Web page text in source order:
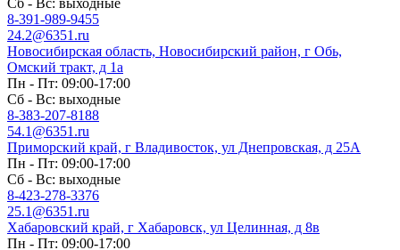
Сб - Вс: выходные
8-391-989-9455
24.2@6351.ru
Новосибирская область, Новосибирский район, г Обь,
Омский тракт, д 1а
Пн - Пт: 09:00-17:00
Сб - Вс: выходные
8-383-207-8188
54.1@6351.ru
Приморский край, г Владивосток, ул Днепровская, д 25А
Пн - Пт: 09:00-17:00
Сб - Вс: выходные
8-423-278-3376
25.1@6351.ru
Хабаровский край, г Хабаровск, ул Целинная, д 8в
Пн - Пт: 09:00-17:00